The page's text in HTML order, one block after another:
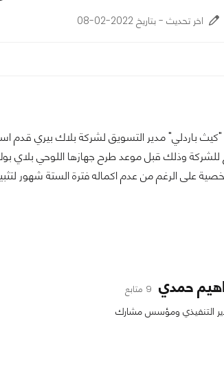
اخر تحديث - بتاريخ 2022-02-08
باردلي" مدير التسويق لشركة بلاك بيري قدم
وذلك قبل موعد طرح جهازها اللوحي بلاي
على الرغم من عدم اكماله فترة الستة شهور
حمدي 9 متابع
التنفيذي ومؤسس مشارك